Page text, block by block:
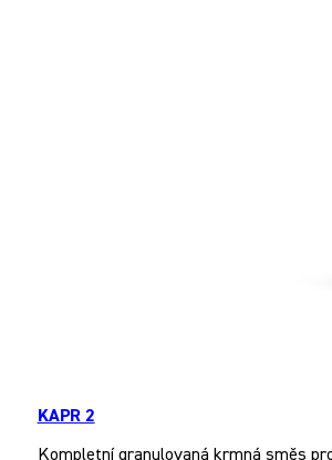
KAPR 2
Kompletní granulovaná krmná směs